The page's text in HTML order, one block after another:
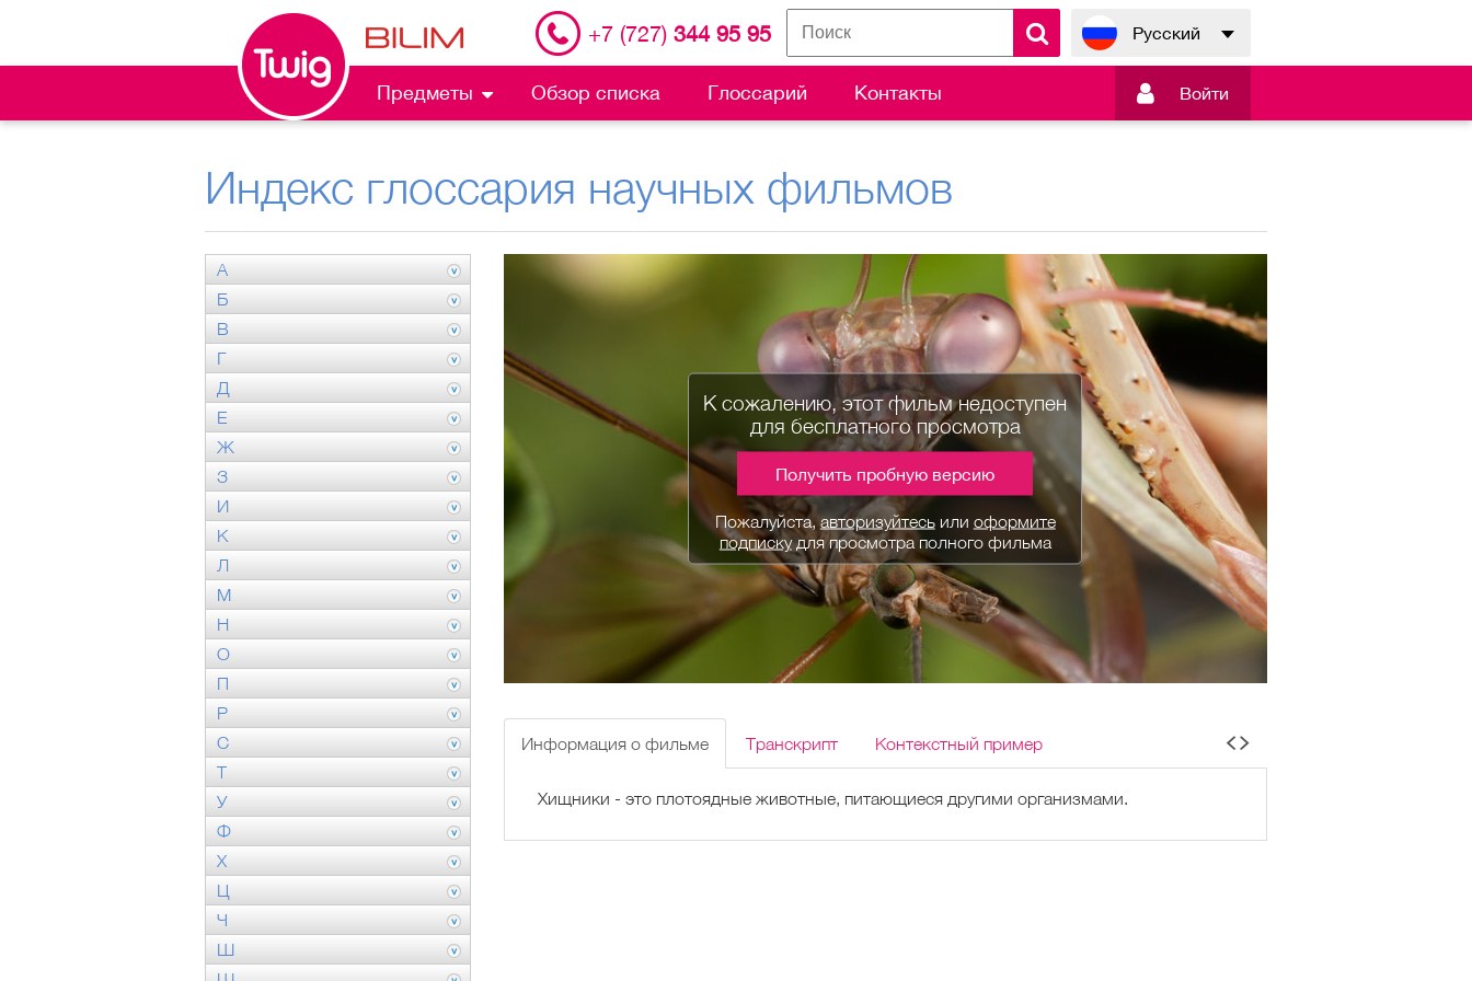
+7 (727) 344 95 95 Русский
Предметы Обзор списка Глоссарий Контакты  Войти
Индекс глоссария научных фильмов
А
Б
В
Г
Д
Е
Ж
З
И
К
Л
М
Н
О
П
Р
С
Т
У
Ф
Х
Ц
Ч
Ш
К сожалению, этот фильм недоступен
для бесплатного просмотра
Получить пробную версию
Пожалуйста,авторизуйтесьили оформите
подпискудля просмотра полного фильма
Информация о фильме Транскрипт Контекстный пример
Хищники - это плотоядные животные, питающиеся другими организмами.